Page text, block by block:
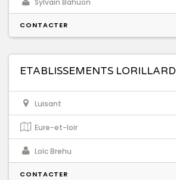
Sylvain Bahuon
CONTACTER
ETABLISSEMENTS LORILLARD
Luisant
Eure-et-loir
Loïc Brehu
CONTACTER